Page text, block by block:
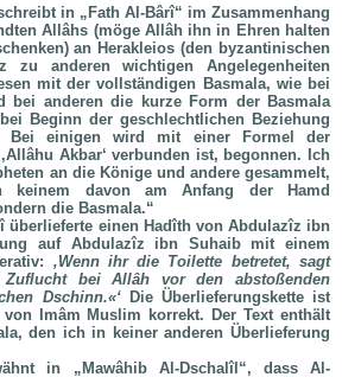
in „Fath Al-Bârî“ im Zusammenhang
Allâhs (möge Allâh ihn in Ehren halten
an Herakleios (den byzantinischen
zu anderen wichtigen Angelegenheiten
mit der vollständigen Basmala, wie bei
bei anderen die kurze Form der Basmala
Beginn der geschlechtlichen Beziehung
Bei einigen wird mit einer Formel der
Akbar‘ verbunden ist, begonnen. Ich
an die Könige und andere gesammelt,
davon am Anfang der Hamd
die Basmala.“
überlieferte einen Hadîth von Abdulazîz ibn
auf Abdulazîz ibn Suhaib mit einem
‚Wenn ihr die Toilette betretet, sagt
bei Allâh vor den abstoßenden
Dschinn.«‘Die Überlieferungskette ist
Imâm Muslim korrekt. Der Text enthält
den ich in keiner anderen Überlieferung
in „Mawâhib Al-Dschalîl“, dass Al-